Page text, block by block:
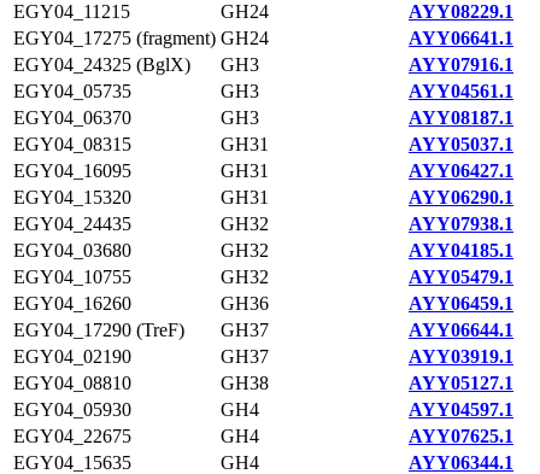
EGY04_11215
GH24
AYY08229.1
EGY04_17275 (fragment) GH24
AYY06641.1
EGY04_24325 (BglX)
GH3
AYY07916.1
EGY04_05735
GH3
AYY04561.1
EGY04_06370
GH3
AYY08187.1
EGY04_08315
GH31
AYY05037.1
EGY04_16095
GH31
AYY06427.1
EGY04_15320
GH31
AYY06290.1
EGY04_24435
GH32
AYY07938.1
EGY04_03680
GH32
AYY04185.1
EGY04_10755
GH32
AYY05479.1
EGY04_16260
GH36
AYY06459.1
EGY04_17290 (TreF)
GH37
AYY06644.1
EGY04_02190
GH37
AYY03919.1
EGY04_08810
GH38
AYY05127.1
EGY04_05930
GH4
AYY04597.1
EGY04_22675
GH4
AYY07625.1
EGY04_15635
GH4
AYY06344.1